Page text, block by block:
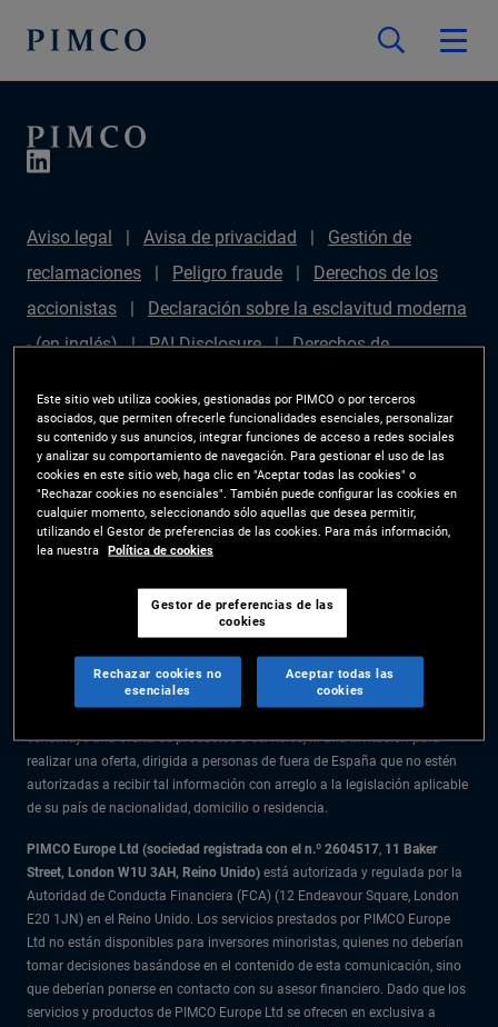
Aviso legal Avisa de privacidad
Gestión de
reclamaciones
Peligro fraude
Derechos de los
accionistas
Declaración sobre la esclavitud moderna
- (en inglés)
PAI Disclosure
Derechos de
preferencias de las cookies
PIMCO ESG Rating
Methodology
La información facilitada en el presente sitio web está destinada
exclusivamente a residentes en España.
título informativo y no debe considerarse asesoramiento en materia de
inversión. Se recomienda a los inversores que reciban asesoramiento
Los productos y servicios están disponibles solo para los residentes en la
constituye una oferta de productos o servicios, ni una invitación para
realizar una oferta, dirigida a personas de fuera de España que no estén
autorizadas a recibir tal información con arreglo a la legislación aplicable
de su país de nacionalidad, domicilio o residencia.
PIMCO Europe Ltd (sociedad registrada con el n.º 2604517, 11 Baker
Street, London W1U 3AH, Reino Unido) está autorizada y regulada por la
Autoridad de Conducta Financiera (FCA) (12 Endeavour Square, London
E20 1JN) en el Reino Unido. Los servicios prestados por PIMCO Europe
Ltd no están disponibles para inversores minoristas, quienes no deberían
tomar decisiones basándose en el contenido de esta comunicación, sino
que deberían ponerse en contacto con su asesor financiero. Dado que los
servicios y productos de PIMCO Europe Ltd se ofrecen en exclusiva a
Este sitio web utiliza cookies, gestionadas por PIMCO o por terceros
asociados, que permiten ofrecerle funcionalidades esenciales, personalizar
su contenido y sus anuncios, integrar funciones de acceso a redes sociales
y analizar su comportamiento de navegación. Para gestionar el uso de las
cookies en este sitio web, haga clic en "Aceptar todas las cookies" o
"Rechazar cookies no esenciales". También puede configurar las cookies en
cualquier momento, seleccionando sólo aquellas que desea permitir,
utilizando el Gestor de preferencias de las cookies. Para más información,
lea nuestra Política de cookies
Gestor de preferencias de las
cookies
Rechazar cookies no
esenciales
Aceptar todas las
cookies